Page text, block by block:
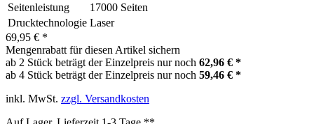
Seitenleistung
17000 Seiten
Drucktechnologie Laser
69,95 € *
Mengenrabatt für diesen Artikel sichern
ab 2 Stück beträgt der Einzelpreis nur noch 62,96 € *
ab 4 Stück beträgt der Einzelpreis nur noch 59,46 € *
inkl. MwSt. zzgl. Versandkosten